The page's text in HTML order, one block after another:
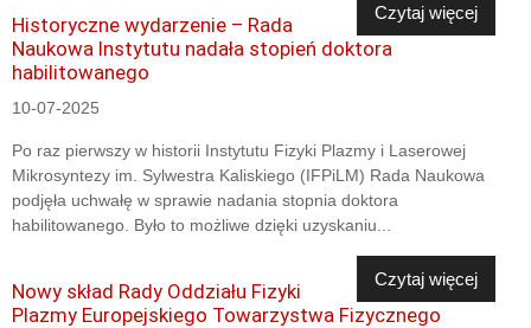
Czytaj więcej
Historyczne wydarzenie – Rada
Naukowa Instytutu nadała stopień doktora
habilitowanego
10-07-2025
Po raz pierwszy w historii Instytutu Fizyki Plazmy i Laserowej
Mikrosyntezy im. Sylwestra Kaliskiego (IFPiLM) Rada Naukowa
podjęła uchwałę w sprawie nadania stopnia doktora
habilitowanego. Było to możliwe dzięki uzyskaniu...
Czytaj więcej
Nowy skład Rady Oddziału Fizyki
Plazmy Europejskiego Towarzystwa Fizycznego